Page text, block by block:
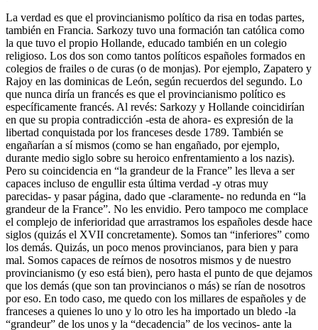
La verdad es que el provincianismo político da risa en todas partes,
también en Francia. Sarkozy tuvo una formación tan católica como
la que tuvo el propio Hollande, educado también en un colegio
religioso. Los dos son como tantos políticos españoles formados en
colegios de frailes o de curas (o de monjas). Por ejemplo, Zapatero y
Rajoy en las dominicas de León, según recuerdos del segundo. Lo
que nunca diría un francés es que el provincianismo político es
específicamente francés. Al revés: Sarkozy y Hollande coincidirían
en que su propia contradicción -esta de ahora- es expresión de la
libertad conquistada por los franceses desde 1789. También se
engañarían a sí mismos (como se han engañado, por ejemplo,
durante medio siglo sobre su heroico enfrentamiento a los nazis).
Pero su coincidencia en “la grandeur de la France” les lleva a ser
capaces incluso de engullir esta última verdad -y otras muy
parecidas- y pasar página, dado que -claramente- no redunda en “la
grandeur de la France”. No les envidio. Pero tampoco me complace
el complejo de inferioridad que arrastramos los españoles desde hace
siglos (quizás el XVII concretamente). Somos tan “inferiores” como
los demás. Quizás, un poco menos provincianos, para bien y para
mal. Somos capaces de reírnos de nosotros mismos y de nuestro
provincianismo (y eso está bien), pero hasta el punto de que dejamos
que los demás (que son tan provincianos o más) se rían de nosotros
por eso. En todo caso, me quedo con los millares de españoles y de
franceses a quienes lo uno y lo otro les ha importado un bledo -la
“grandeur” de los unos y la “decadencia” de los vecinos- ante la